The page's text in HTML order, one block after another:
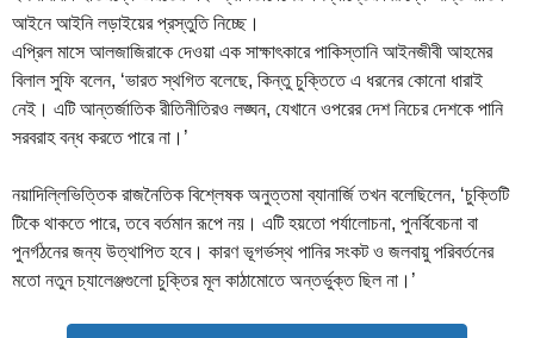
আইনে আইনি লড়াইয়ের প্রস্তুতি নিচ্ছে।
এপ্রিল মাসে আলজাজিরাকে দেওয়া এক সাক্ষাৎকারে পাকিস্তানি আইনজীবী আহমের
বিলাল সুফি বলেন, ‘ভারত স্থগিত বলেছে, কিন্তু চুক্তিতে এ ধরনের কোনো ধারাই
নেই। এটি আন্তর্জাতিক রীতিনীতিরও লঙ্ঘন, যেখানে ওপরের দেশ নিচের দেশকে পানি
সরবরাহ বন্ধ করতে পারে না।’
নয়াদিল্লিভিত্তিক রাজনৈতিক বিশ্লেষক অনুত্তমা ব্যানার্জি তখন বলেছিলেন, ‘চুক্তিটি
টিকে থাকতে পারে, তবে বর্তমান রূপে নয়। এটি হয়তো পর্যালোচনা, পুনর্বিবেচনা বা
পুনর্গঠনের জন্য উত্থাপিত হবে। কারণ ভূগর্ভস্থ পানির সংকট ও জলবায়ু পরিবর্তনের
মতো নতুন চ্যালেঞ্জগুলো চুক্তির মূল কাঠামোতে অন্তর্ভুক্ত ছিল না।’